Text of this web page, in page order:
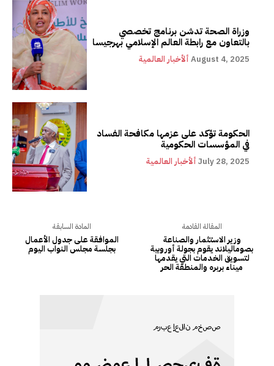
وزراة الصحة تدشن برنامج تخصصي
بالتعاون مع رابطة العالم الإسلامي بهرجيسا
ألأخبار العالمية August 4, 2025
الحكومة تؤكد على عزمها مكافحة الفساد
في المؤسسات الحكومية
ألأخبار العالمية July 28, 2025
المادة السابقة
الموافقة على جدول الأعمال
بجلسة مجلس النواب اليوم
المقالة القادمة
وزير الاستثمار والصناعة
بصوماليلاند يقوم بجولة أوروبية
لتسويق الخدمات التي يقدمها
ميناء بربره والمنطقة الحر